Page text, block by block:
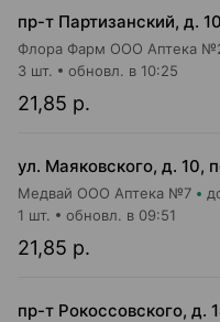
пр-т Партизанский, д.
Флора Фарм ООО Аптека
21,85 р.
3 шт. обновл. в 10:25
Медвай ООО Аптека №7
21,85 р.
1 шт. обновл. в 09:51
пр-т Рокоссовского, д.